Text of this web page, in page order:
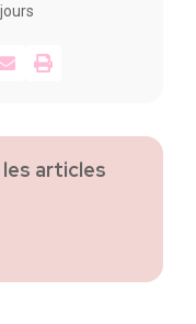
articles